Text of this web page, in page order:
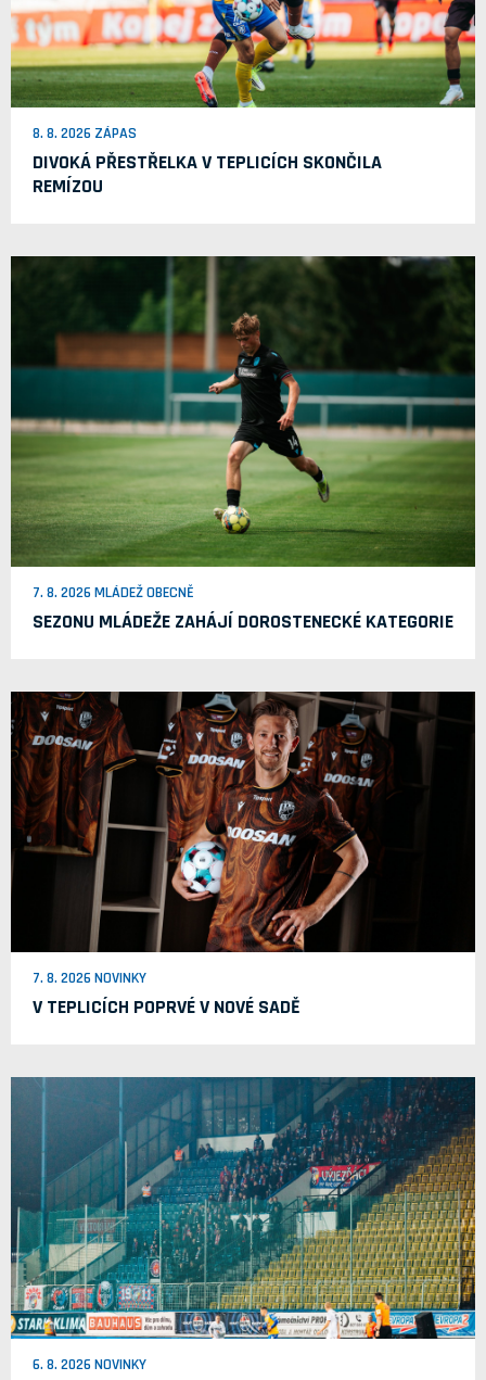
8. 8. 2026 ZÁPAS
DIVOKÁ PŘESTŘELKA V TEPLICÍCH SKONČILA
REMÍZOU
7. 8. 2026 MLÁDEŽ OBECNĚ
SEZONU MLÁDEŽE ZAHÁJÍ DOROSTENECKÉ KATEGORIE
7. 8. 2026 NOVINKY
V TEPLICÍCH POPRVÉ V NOVÉ SADĚ
6. 8. 2026 NOVINKY